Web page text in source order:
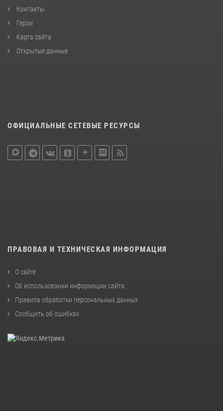
Контакты
Герои
Карта сайта
Открытые данные
ОФИЦИАЛЬНЫЕ СЕТЕВЫЕ РЕСУРСЫ
ПРАВОВАЯ И ТЕХНИЧЕСКАЯ ИНФОРМАЦИЯ
О сайте
Об использовании информации сайта
Правила обработки персональных данных
Сообщить об ошибках